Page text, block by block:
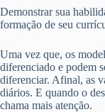
Demonstrar sua
formação de seu
Uma vez que, os
diferenciado e podem
diferenciar. Afinal, as
diários. E quando o
chama mais atenção.